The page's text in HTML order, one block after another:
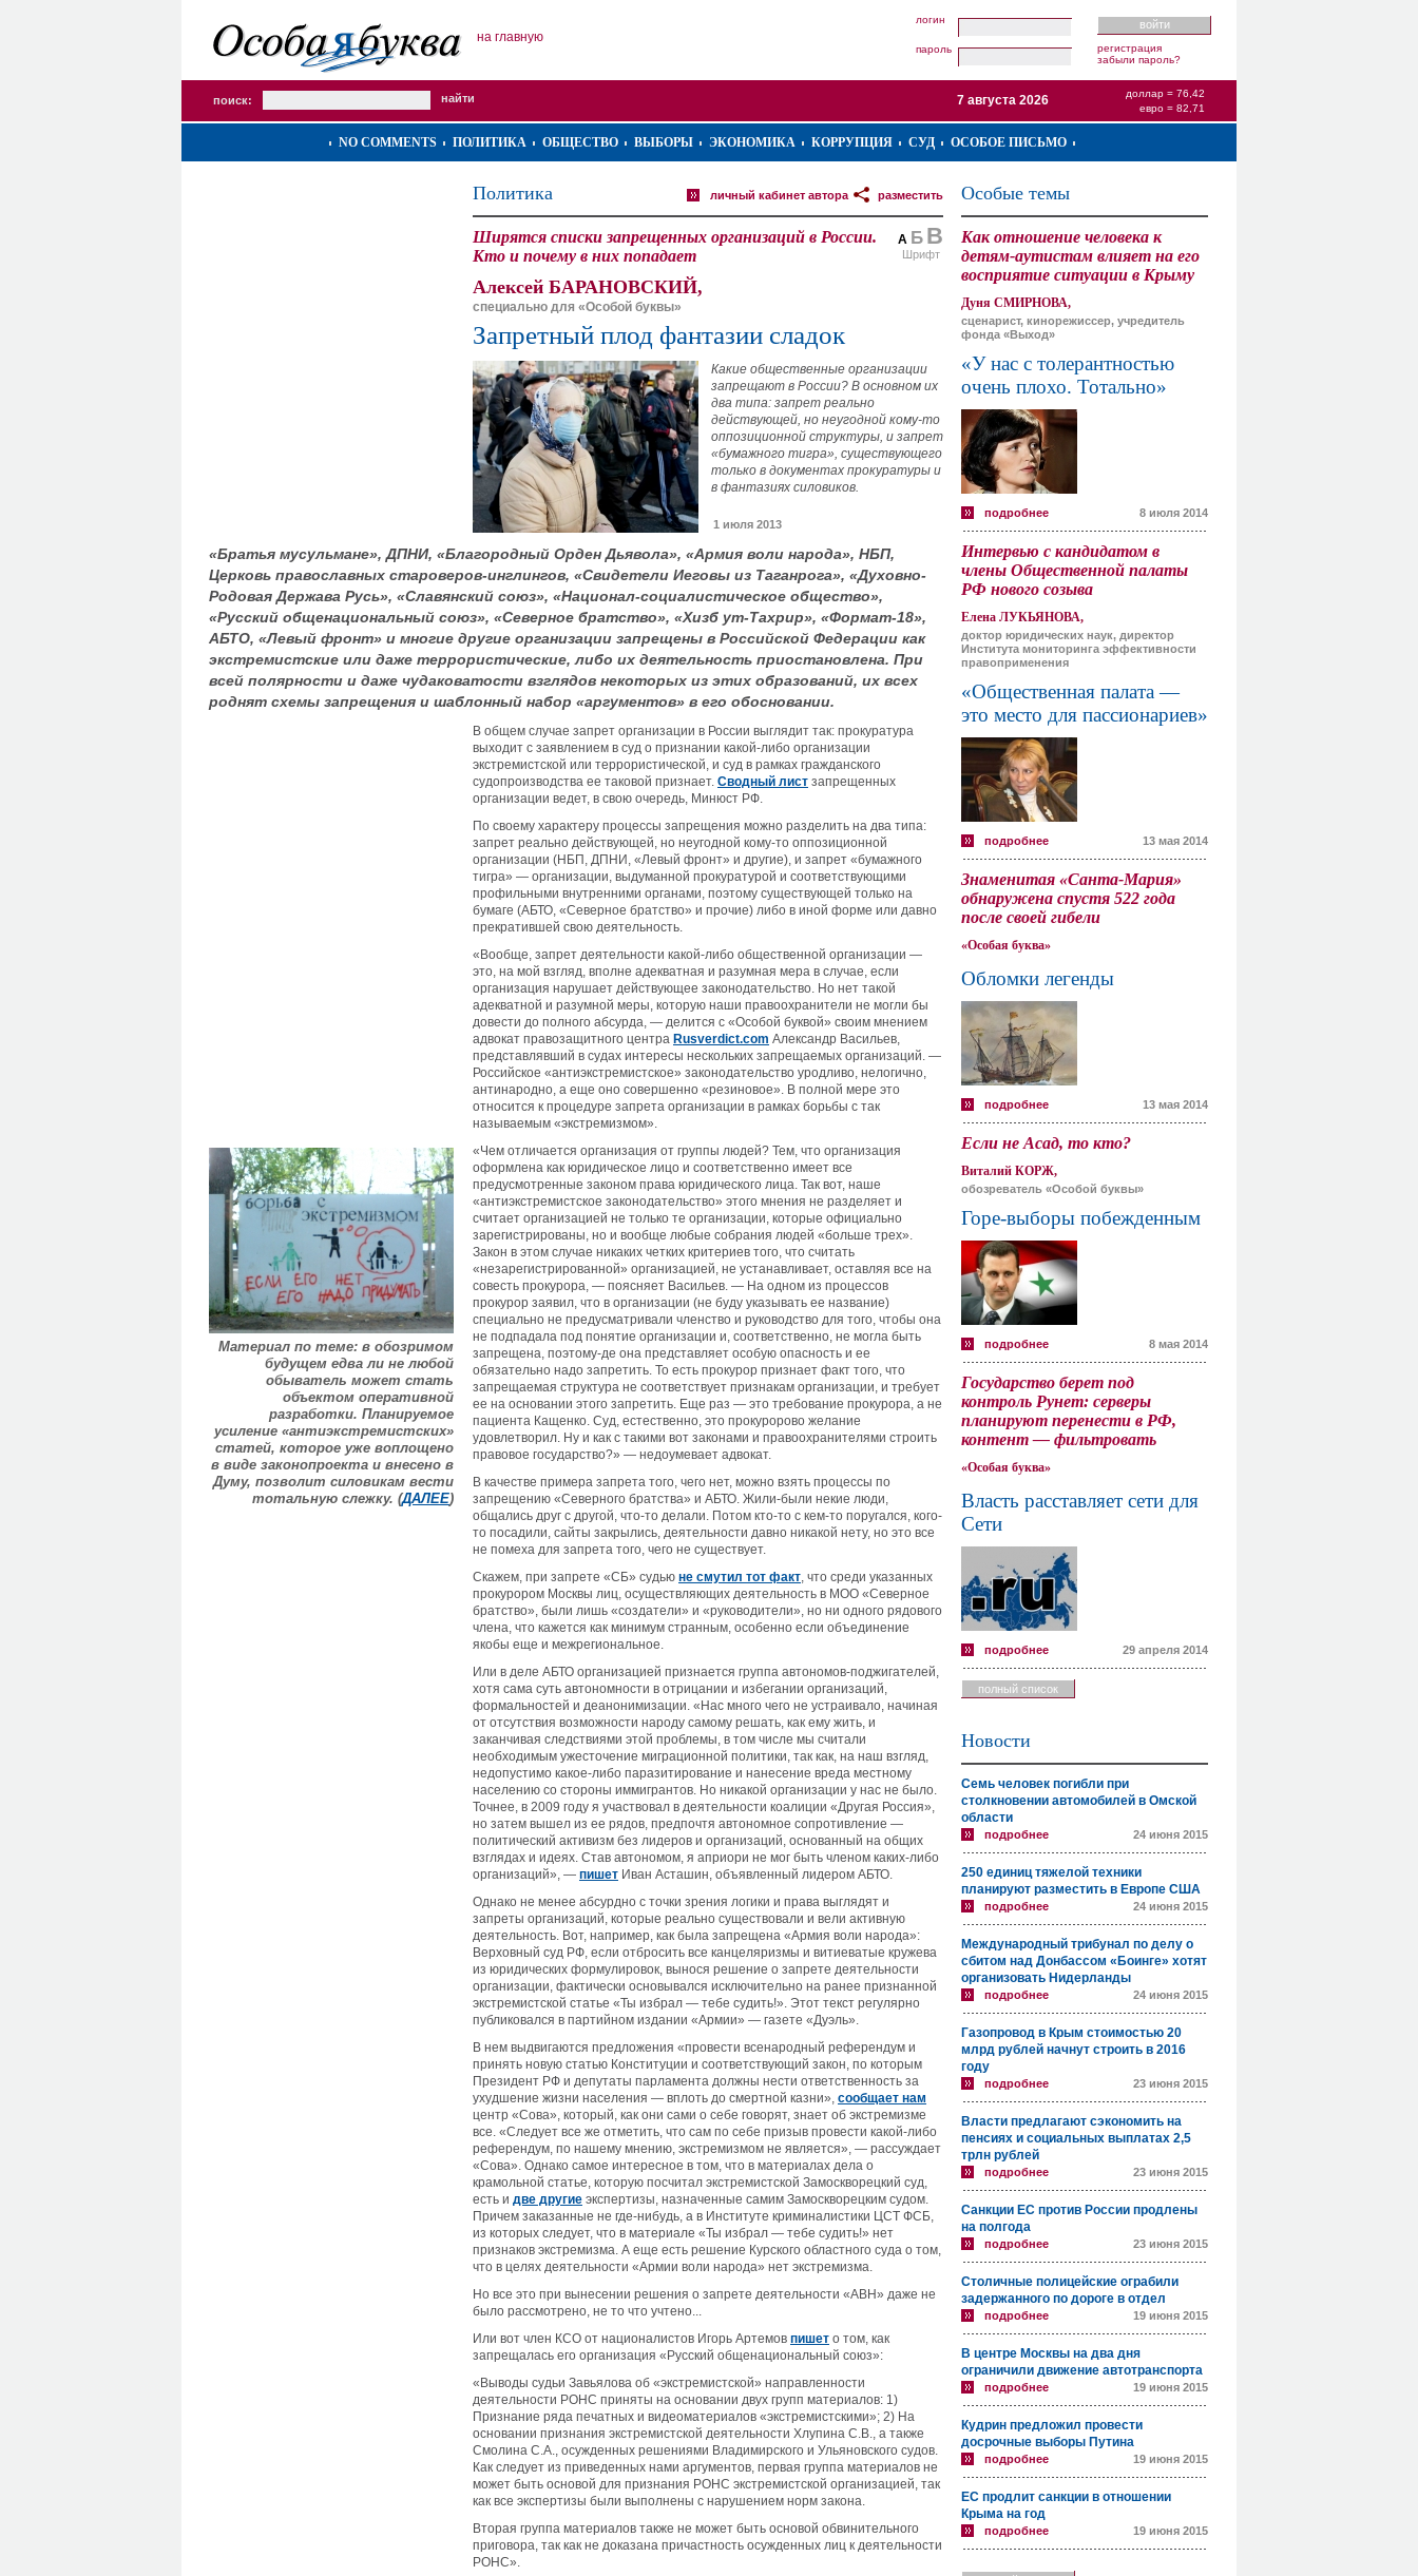
на главную
логин
пароль
регистрация
забыли пароль?
поиск:
доллар = 76,42
евро = 82,71
7 августа 2026
NO COMMENTS ПОЛИТИКА ОБЩЕСТВО ВЫБОРЫ ЭКОНОМИКА КОРРУПЦИЯ СУД ОСОБОЕ ПИСЬМО
Политика разместить
личный кабинет автора
А Б В
Шрифт
Ширятся списки запрещенных организаций в России.
Кто и почему в них попадает
Алексей БАРАНОВСКИЙ,
специально для «Особой буквы»
Запретный плод фантазии сладок
Какие общественные организации
запрещают в России? В основном их
два типа: запрет реально
действующей, но неугодной кому-то
оппозиционной структуры, и запрет
«бумажного тигра», существующего
только в документах прокуратуры и
в фантазиях силовиков.
1 июля 2013
«Братья мусульмане», ДПНИ, «Благородный Орден Дьявола», «Армия воли народа», НБП,
Церковь православных староверов-инглингов, «Свидетели Иеговы из Таганрога», «Духовно-
Родовая Держава Русь», «Славянский союз», «Национал-социалистическое общество»,
«Русский общенациональный союз», «Северное братство», «Хизб ут-Тахрир», «Формат-18»,
АБТО, «Левый фронт» и многие другие организации запрещены в Российской Федерации как
экстремистские или даже террористические, либо их деятельность приостановлена. При
всей полярности и даже чудаковатости взглядов некоторых из этих образований, их всех
роднят схемы запрещения и шаблонный набор «аргументов» в его обосновании.
В общем случае запрет организации в России выглядит так: прокуратура
выходит с заявлением в суд о признании какой-либо организации
экстремистской или террористической, и суд в рамках гражданского
судопроизводства ее таковой признает. Сводный лист запрещенных
организации ведет, в свою очередь, Минюст РФ.
По своему характеру процессы запрещения можно разделить на два типа:
запрет реально действующей, но неугодной кому-то оппозиционной
организации (НБП, ДПНИ, «Левый фронт» и другие), и запрет «бумажного
тигра» — организации, выдуманной прокуратурой и соответствующими
профильными внутренними органами, поэтому существующей только на
бумаге (АБТО, «Северное братство» и прочие) либо в иной форме или давно
прекратившей свою деятельность.
«Вообще, запрет деятельности какой-либо общественной организации —
это, на мой взгляд, вполне адекватная и разумная мера в случае, если
организация нарушает действующее законодательство. Но нет такой
адекватной и разумной меры, которую наши правоохранители не могли бы
довести до полного абсурда, — делится с «Особой буквой» своим мнением
адвокат правозащитного центра Rusverdict.com Александр Васильев,
представлявший в судах интересы нескольких запрещаемых организаций. —
Российское «антиэкстремистское» законодательство уродливо, нелогично,
антинародно, а еще оно совершенно «резиновое». В полной мере это
относится к процедуре запрета организации в рамках борьбы с так
называемым «экстремизмом».
Материал по теме: в обозримом
будущем едва ли не любой
обыватель может стать
объектом оперативной
разработки. Планируемое
усиление «антиэкстремистских»
статей, которое уже воплощено
в виде законопроекта и внесено в
Думу, позволит силовикам вести
тотальную слежку. (ДАЛЕЕ)
«Чем отличается организация от группы людей? Тем, что организация
оформлена как юридическое лицо и соответственно имеет все
предусмотренные законом права юридического лица. Так вот, наше
«антиэкстремистское законодательство» этого мнения не разделяет и
считает организацией не только те организации, которые официально
зарегистрированы, но и вообще любые собрания людей «больше трех».
Закон в этом случае никаких четких критериев того, что считать
«незарегистрированной» организацией, не устанавливает, оставляя все на
совесть прокурора, — поясняет Васильев. — На одном из процессов
прокурор заявил, что в организации (не буду указывать ее название)
специально не предусматривали членство и руководство для того, чтобы она
не подпадала под понятие организации и, соответственно, не могла быть
запрещена, поэтому-де она представляет особую опасность и ее
обязательно надо запретить. То есть прокурор признает факт того, что
запрещаемая структура не соответствует признакам организации, и требует
ее на основании этого запретить. Еще раз — это требование прокурора, а не
пациента Кащенко. Суд, естественно, это прокуророво желание
удовлетворил. Ну и как с такими вот законами и правоохранителями строить
правовое государство?» — недоумевает адвокат.
В качестве примера запрета того, чего нет, можно взять процессы по
запрещению «Северного братства» и АБТО. Жили-были некие люди,
общались друг с другой, что-то делали. Потом кто-то с кем-то поругался, кого-
то посадили, сайты закрылись, деятельности давно никакой нету, но это все
не помеха для запрета того, чего не существует.
Скажем, при запрете «СБ» судью не смутил тот факт, что среди указанных
прокурором Москвы лиц, осуществляющих деятельность в МОО «Северное
братство», были лишь «создатели» и «руководители», но ни одного рядового
члена, что кажется как минимум странным, особенно если объединение
якобы еще и межрегиональное.
Или в деле АБТО организацией признается группа автономов-поджигателей,
хотя сама суть автономности в отрицании и избегании организаций,
формальностей и деанонимизации. «Нас много чего не устраивало, начиная
от отсутствия возможности народу самому решать, как ему жить, и
заканчивая следствиями этой проблемы, в том числе мы считали
необходимым ужесточение миграционной политики, так как, на наш взгляд,
недопустимо какое-либо паразитирование и нанесение вреда местному
населению со стороны иммигрантов. Но никакой организации у нас не было.
Точнее, в 2009 году я участвовал в деятельности коалиции «Другая Россия»,
но затем вышел из ее рядов, предпочтя автономное сопротивление —
политический активизм без лидеров и организаций, основанный на общих
взглядах и идеях. Став автономом, я априори не мог быть членом каких-либо
организаций», — пишет Иван Асташин, объявленный лидером АБТО.
Однако не менее абсурдно с точки зрения логики и права выглядят и
запреты организаций, которые реально существовали и вели активную
деятельность. Вот, например, как была запрещена «Армия воли народа»:
Верховный суд РФ, если отбросить все канцеляризмы и витиеватые кружева
из юридических формулировок, вынося решение о запрете деятельности
организации, фактически основывался исключительно на ранее признанной
экстремистской статье «Ты избрал — тебе судить!». Этот текст регулярно
публиковался в партийном издании «Армии» — газете «Дуэль».
В нем выдвигаются предложения «провести всенародный референдум и
принять новую статью Конституции и соответствующий закон, по которым
Президент РФ и депутаты парламента должны нести ответственность за
ухудшение жизни населения — вплоть до смертной казни», сообщает нам
центр «Сова», который, как они сами о себе говорят, знает об экстремизме
все. «Следует все же отметить, что сам по себе призыв провести какой-либо
референдум, по нашему мнению, экстремизмом не является», — рассуждает
«Сова». Однако самое интересное в том, что в материалах дела о
крамольной статье, которую посчитал экстремистской Замоскворецкий суд,
есть и две другие экспертизы, назначенные самим Замоскворецким судом.
Причем заказанные не где-нибудь, а в Институте криминалистики ЦСТ ФСБ,
из которых следует, что в материале «Ты избрал — тебе судить!» нет
признаков экстремизма. А еще есть решение Курского областного суда о том,
что в целях деятельности «Армии воли народа» нет экстремизма.
Но все это при вынесении решения о запрете деятельности «АВН» даже не
было рассмотрено, не то что учтено...
Или вот член КСО от националистов Игорь Артемов пишет о том, как
запрещалась его организация «Русский общенациональный союз»:
«Выводы судьи Завьялова об «экстремистской» направленности
деятельности РОНС приняты на основании двух групп материалов: 1)
Признание ряда печатных и видеоматериалов «экстремистскими»; 2) На
основании признания экстремистской деятельности Хлупина С.В., а также
Смолина С.А., осужденных решениями Владимирского и Ульяновского судов.
Как следует из приведенных нами аргументов, первая группа материалов не
может быть основой для признания РОНС экстремистской организацией, так
как все экспертизы были выполнены с нарушением норм закона.
Вторая группа материалов также не может быть основой обвинительного
приговора, так как не доказана причастность осужденных лиц к деятельности
РОНС».
Особые темы
Как отношение человека к
детям-аутистам влияет на его
восприятие ситуации в Крыму
Дуня СМИРНОВА,
сценарист, кинорежиссер, учредитель
фонда «Выход»
«У нас с толерантностью
очень плохо. Тотально»
подробнее 8 июля 2014
Интервью с кандидатом в
члены Общественной палаты
РФ нового созыва
Елена ЛУКЬЯНОВА,
доктор юридических наук, директор
Института мониторинга эффективности
правоприменения
«Общественная палата —
это место для пассионариев»
подробнее 13 мая 2014
Знаменитая «Санта-Мария»
обнаружена спустя 522 года
после своей гибели
«Особая буква»
Обломки легенды
подробнее 13 мая 2014
Если не Асад, то кто?
Виталий КОРЖ,
обозреватель «Особой буквы»
Горе-выборы побежденным
подробнее 8 мая 2014
Государство берет под
контроль Рунет: серверы
планируют перенести в РФ,
контент — фильтровать
«Особая буква»
Власть расставляет сети для
Сети
подробнее 29 апреля 2014
полный список
Новости
Семь человек погибли при
столкновении автомобилей в Омской
области
подробнее 24 июня 2015
250 единиц тяжелой техники
планируют разместить в Европе США
подробнее 24 июня 2015
Международный трибунал по делу о
сбитом над Донбассом «Боинге» хотят
организовать Нидерланды
подробнее 24 июня 2015
Газопровод в Крым стоимостью 20
млрд рублей начнут строить в 2016
году
подробнее 23 июня 2015
Власти предлагают сэкономить на
пенсиях и социальных выплатах 2,5
трлн рублей
подробнее 23 июня 2015
Санкции ЕС против России продлены
на полгода
подробнее 23 июня 2015
Столичные полицейские ограбили
задержанного по дороге в отдел
подробнее 19 июня 2015
В центре Москвы на два дня
ограничили движение автотранспорта
подробнее 19 июня 2015
Кудрин предложил провести
досрочные выборы Путина
подробнее 19 июня 2015
ЕС продлит санкции в отношении
Крыма на год
подробнее 19 июня 2015